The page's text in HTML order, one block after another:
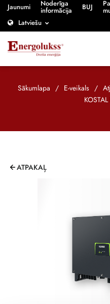
Jaunumi Noderīga
informācija BUJ
Latviešu
Sākumlapa / E-veikals /
ATPAKAĻ